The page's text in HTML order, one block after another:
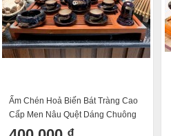
Ấm Chén Hoả Biến Bát Tràng Cao
Cấp Men Nâu Quệt Dáng Chuông
350ml